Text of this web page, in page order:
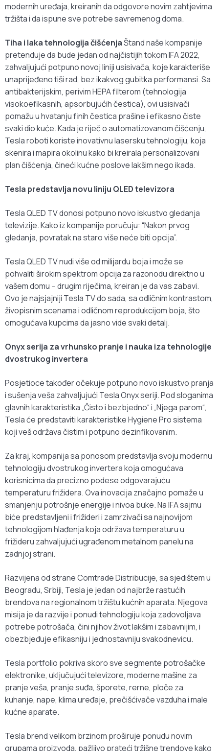
modernih uređaja, kreiranih da odgovore novim zahtjevima
tržišta i da ispune sve potrebe savremenog doma.
Tiha i laka tehnologija čišćenjaŠtand naše kompanije
pretenduje da bude jedan od najčistijih tokom IFA 2022,
zahvaljujući potpuno novoj liniji usisivača, koje karakteriše
unaprijeđeno tiši rad, bez ikakvog gubitka performansi. Sa
antibakterijskim, perivim HEPA filterom (tehnologija
visokoefikasnih, apsorbujućih čestica), ovi usisivači
pomažu u hvatanju finih čestica prašine i efikasno čiste
svaki dio kuće. Kada je riječ o automatizovanom čišćenju,
Tesla roboti koriste inovativnu lasersku tehnologiju, koja
skenira i mapira okolinu kako bi kreirala personalizovani
plan čišćenja, čineći kućne poslove lakšim nego ikada.
Tesla predstavlja novu liniju QLED televizora
Tesla QLED TV donosi potpuno novo iskustvo gledanja
televizije. Kako iz kompanije poručuju: “Nakon prvog
gledanja, povratak na staro više neće biti opcija”.
Tesla QLED TV nudi više od milijardu boja i može se
pohvaliti širokim spektrom opcija za razonodu direktno u
vašem domu – drugim riječima, kreiran je da vas zabavi.
Ovo je najsjajniji Tesla TV do sada, sa odličnim kontrastom,
živopisnim scenama i odličnom reprodukcijom boja, što
omogućava kupcima da jasno vide svaki detalj.
Onyx serija za vrhunsko pranje i nauka iza tehnologije
dvostrukog invertera
Posjetioce također očekuje potpuno novo iskustvo pranja
i sušenja veša zahvaljujući Tesla Onyx seriji. Pod sloganima
glavnih karakteristika „Čisto i bezbjedno“ i „Njega parom“,
Tesla će predstaviti karakteristike Hygiene Pro sistema
koji veš održava čistim i potpuno dezinfikovanim.
Za kraj, kompanija sa ponosom predstavlja svoju modernu
tehnologiju dvostrukog invertera koja omogućava
korisnicima da precizno podese odgovarajuću
temperaturu frižidera. Ova inovacija značajno pomaže u
smanjenju potrošnje energije i nivoa buke. Na IFA sajmu
biće predstavljeni i frižideri i zamrzivači sa najnovijom
tehnologijom hlađenja koja održava temperaturu u
frižideru zahvaljujući ugrađenom metalnom panelu na
zadnjoj strani.
Razvijena od strane Comtrade Distribucije, sa sjedištem u
Beogradu, Srbiji, Tesla je jedan od najbrže rastućih
brendova na regionalnom tržištu kućnih aparata. Njegova
misija je da razvije i ponudi tehnologiju koja zadovoljava
potrebe potrošača, čini njihov život lakšim i zabavnijim, i
obezbjeđuje efikasniju i jednostavniju svakodnevicu.
Tesla portfolio pokriva skoro sve segmente potrošačke
elektronike, uključujući televizore, moderne mašine za
pranje veša, pranje suđa, šporete, rerne, ploče za
kuhanje, nape, klima uređaje, prečišćivače vazduha i male
kućne aparate.
Tesla brend velikom brzinom proširuje ponudu novim
grupama proizvoda, pažljivo prateći tržišne trendove kako